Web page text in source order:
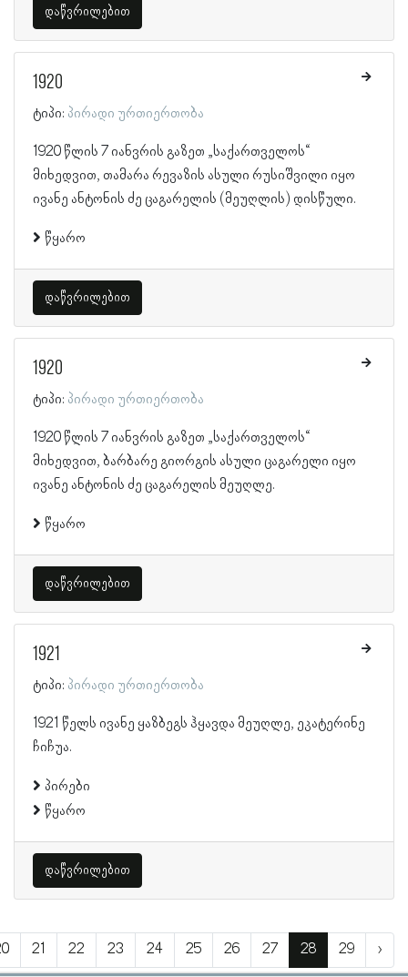
დაწვრილებით
1920
ტიპი: პირადი ურთიერთობა
1920 წლის 7 იანვრის გაზეთ „საქართველოს“
მიხედვით, თამარა რევაზის ასული რუსიშვილი იყო
ივანე ანტონის ძე ცაგარელის (მეუღლის) დისწული.
წყარო
დაწვრილებით
1920
ტიპი: პირადი ურთიერთობა
1920 წლის 7 იანვრის გაზეთ „საქართველოს“
მიხედვით, ბარბარე გიორგის ასული ცაგარელი იყო
ივანე ანტონის ძე ცაგარელის მეუღლე.
წყარო
დაწვრილებით
1921
ტიპი: პირადი ურთიერთობა
1921 წელს ივანე ყაზბეგს ჰყავდა მეუღლე, ეკატერინე
ჩიჩუა.
პირები
წყარო
დაწვრილებით
21 22 23 24 25 26 27 28 29 ›